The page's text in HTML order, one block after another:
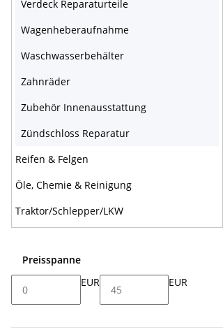
Verdeck Reparaturteile
Wagenheberaufnahme
Waschwasserbehälter
Zahnräder
Zubehör Innenausstattung
Zündschloss Reparatur
Reifen & Felgen
Öle, Chemie & Reinigung
Traktor/Schlepper/LKW
Preisspanne
EUR
EUR